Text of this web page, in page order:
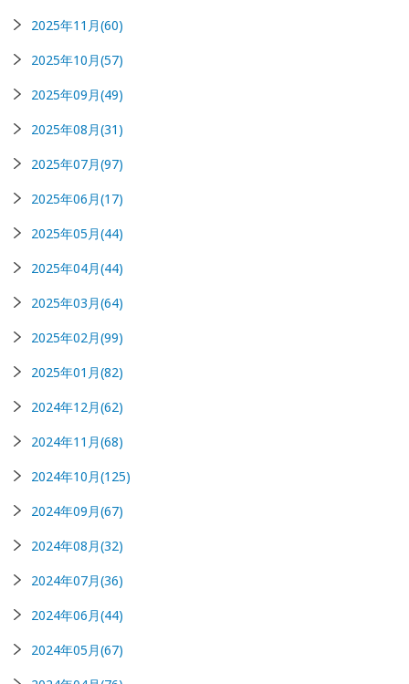
2025年11月(60)
2025年10月(57)
2025年09月(49)
2025年08月(31)
2025年07月(97)
2025年06月(17)
2025年05月(44)
2025年04月(44)
2025年03月(64)
2025年02月(99)
2025年01月(82)
2024年12月(62)
2024年11月(68)
2024年10月(125)
2024年09月(67)
2024年08月(32)
2024年07月(36)
2024年06月(44)
2024年05月(67)